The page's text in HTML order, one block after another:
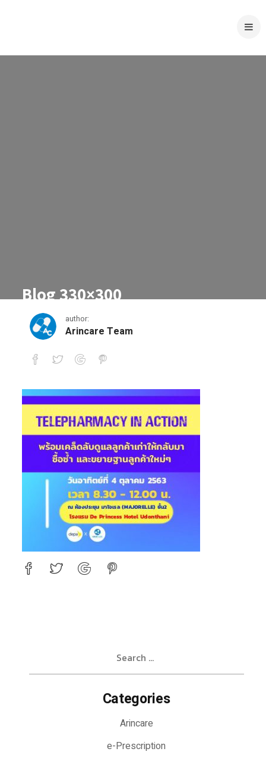
Blog 330×300
px_๒๐๐๙๒๙_2
author:
Arincare Team
Blog 330×300 px_๒๐๐๙๒๙_2
Categories
Arincare
e-Prescription